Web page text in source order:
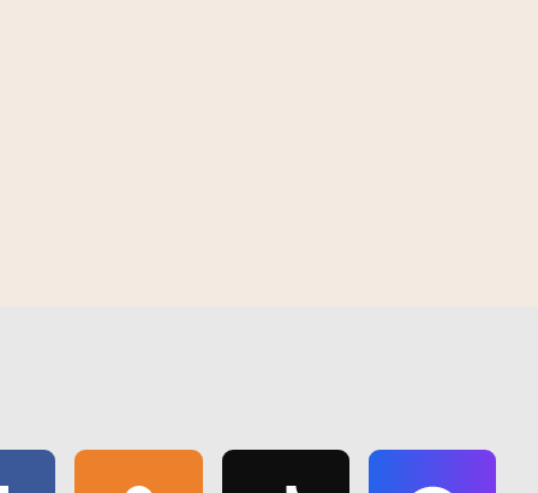
2026
"Школа маладога
на Гомельшчыне